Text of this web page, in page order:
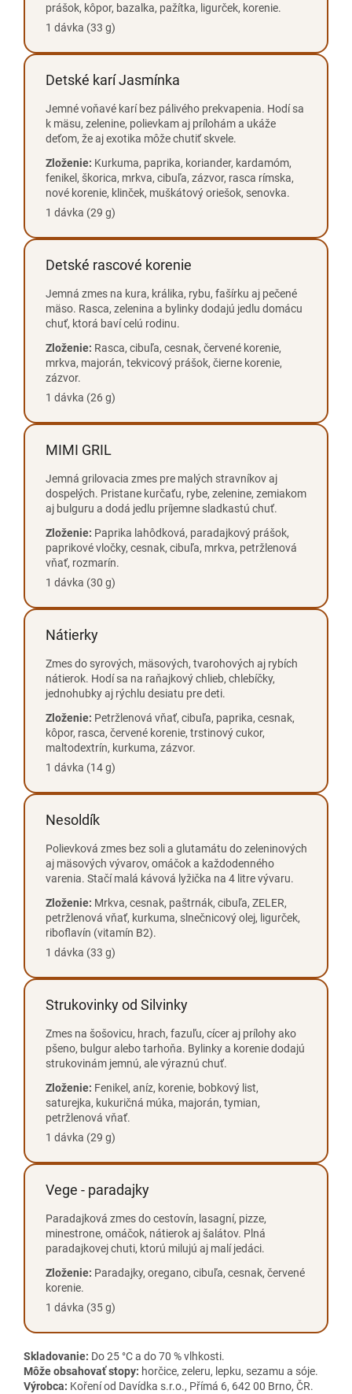
prášok, kôpor, bazalka, pažítka, ligurček, korenie.
1 dávka (33 g)
Detské karí Jasmínka
Jemné voňavé karí bez pálivého prekvapenia. Hodí sa
k mäsu, zelenine, polievkam aj prílohám a ukáže
deťom, že aj exotika môže chutiť skvele.
Zloženie: Kurkuma, paprika, koriander, kardamóm,
fenikel, škorica, mrkva, cibuľa, zázvor, rasca rímska,
nové korenie, klinček, muškátový oriešok, senovka.
1 dávka (29 g)
Detské rascové korenie
Jemná zmes na kura, králika, rybu, fašírku aj pečené
mäso. Rasca, zelenina a bylinky dodajú jedlu domácu
chuť, ktorá baví celú rodinu.
Zloženie: Rasca, cibuľa, cesnak, červené korenie,
mrkva, majorán, tekvicový prášok, čierne korenie,
zázvor.
1 dávka (26 g)
MIMI GRIL
Jemná grilovacia zmes pre malých stravníkov aj
dospelých. Pristane kurčaťu, rybe, zelenine, zemiakom
aj bulguru a dodá jedlu príjemne sladkastú chuť.
Zloženie: Paprika lahôdková, paradajkový prášok,
paprikové vločky, cesnak, cibuľa, mrkva, petržlenová
vňať, rozmarín.
1 dávka (30 g)
Nátierky
Zmes do syrových, mäsových, tvarohových aj rybích
nátierok. Hodí sa na raňajkový chlieb, chlebíčky,
jednohubky aj rýchlu desiatu pre deti.
Zloženie: Petržlenová vňať, cibuľa, paprika, cesnak,
kôpor, rasca, červené korenie, trstinový cukor,
maltodextrín, kurkuma, zázvor.
1 dávka (14 g)
Nesoldík
Polievková zmes bez soli a glutamátu do zeleninových
aj mäsových vývarov, omáčok a každodenného
varenia. Stačí malá kávová lyžička na 4 litre vývaru.
Zloženie: Mrkva, cesnak, paštrnák, cibuľa, ZELER,
petržlenová vňať, kurkuma, slnečnicový olej, ligurček,
riboflavín (vitamín B2).
1 dávka (33 g)
Strukovinky od Silvinky
Zmes na šošovicu, hrach, fazuľu, cícer aj prílohy ako
pšeno, bulgur alebo tarhoňa. Bylinky a korenie dodajú
strukovinám jemnú, ale výraznú chuť.
Zloženie: Fenikel, aníz, korenie, bobkový list,
saturejka, kukuričná múka, majorán, tymian,
petržlenová vňať.
1 dávka (29 g)
Vege - paradajky
Paradajková zmes do cestovín, lasagní, pizze,
minestrone, omáčok, nátierok aj šalátov. Plná
paradajkovej chuti, ktorú milujú aj malí jedáci.
Zloženie: Paradajky, oregano, cibuľa, cesnak, červené
korenie.
1 dávka (35 g)
Skladovanie: Do 25 °C a do 70 % vlhkosti.
Môže obsahovať stopy: horčice, zeleru, lepku, sezamu a sóje.
Výrobca: Koření od Davídka s.r.o., Přímá 6, 642 00 Brno, ČR.